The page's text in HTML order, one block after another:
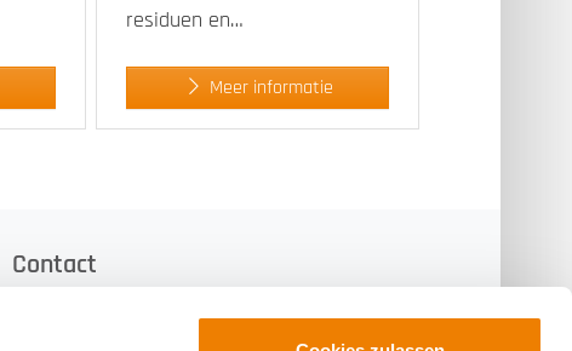
residuen en…
Meer informatie
Contact
LUDDEN & MENNEKES